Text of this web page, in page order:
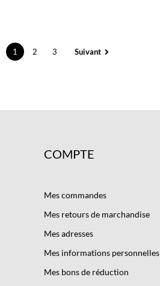
1 2 3 Suivant
COMPTE
Mes commandes
Mes retours de marchandise
Mes adresses
Mes informations personnelles
Mes bons de réduction